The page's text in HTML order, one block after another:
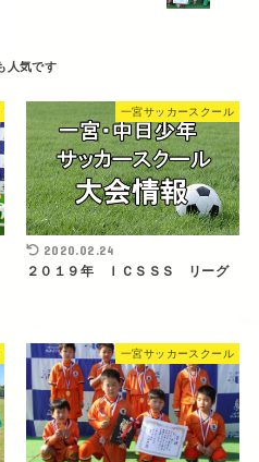
一宮サッカースクール
2020.02.24
２０１９年 ＩＣＳＳＳ リーグ
一宮サッカースクール